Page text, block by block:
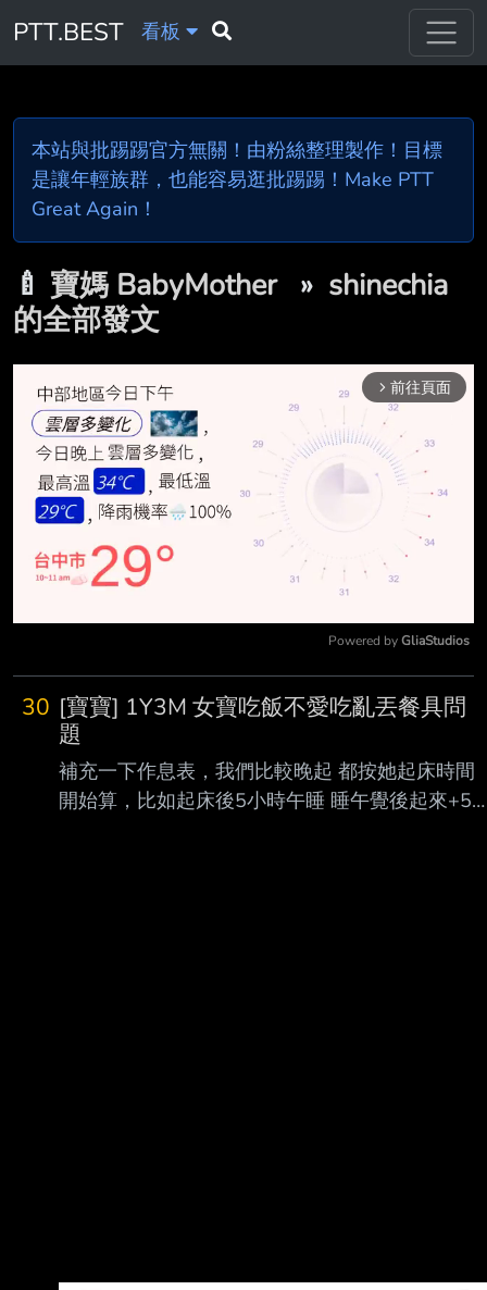
PTT.BEST 看板
本站與批踢踢官方無關！由粉絲整理製作！目標
是讓年輕族群，也能容易逛批踢踢！Make PTT
Great Again！
🍼 寶媽 BabyMother » shinechia
的全部發文
arrow_forward_ios 前往頁面
Powered by GliaStudios
30 [寶寶] 1Y3M 女寶吃飯不愛吃亂丟餐具問
題
補充一下作息表，我們比較晚起 都按她起床時間
開始算，比如起床後5小時午睡 睡午覺後起來+5